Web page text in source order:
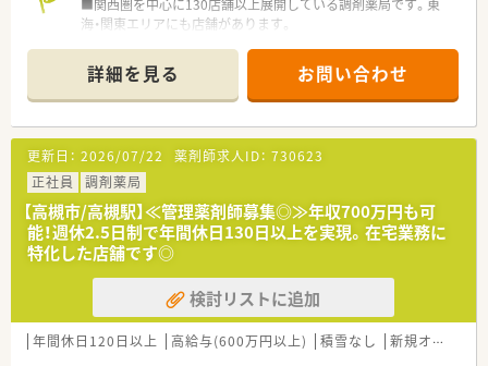
■関西圏を中心に130店舗以上展開している調剤薬局です。東
海・関東エリアにも店舗があります。
の働き方に対して大変理解ある会社です。
■患者様のことを第一に考え、地域の方々から頼られる薬局を1
店舗でも多く増やすことを目標に運営しています。
■患者様にストレスなく過ごして頂くため、内外装共におしゃれ
な雰囲気作りを心掛け、店舗づくりにもこだわりを持っていま
す。
＼ コンサルタントおすすめポイント★ ／
■ヘルプ体制充実！近隣に店舗展開が多いだけでなく、ラウンダ
ー勤務の社員さんもいらっしゃるので、急なお休みが発生する場
合も安心出来ます。
■午後診シフトが人手不足気味…ご勤務可能な方大歓迎です！条
件面の優遇も期待出来ます♪
＼ こんな方におすすめ！ ／
詳細を見る お問い合わせ
更新日： 2026/07/22 薬剤師求人ID： 730623
正社員
調剤薬局
【高槻市/高槻駅】≪管理薬剤師募集◎≫年収700万円も可
能！週休2.5日制で年間休日130日以上を実現。在宅業務に
特化した店舗です◎
検討リストに追加
年間休日120日以上 高給与(600万円以上) 積雪なし 新規オープン